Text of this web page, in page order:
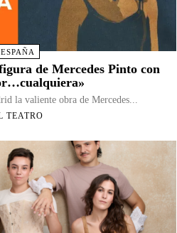
ESPAÑA
de Mercedes Pinto con
la valiente obra de Mercedes...
TEATRO